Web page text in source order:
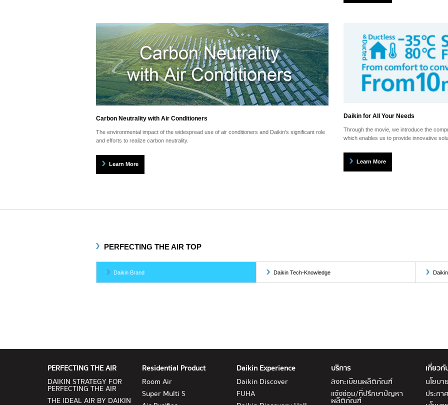
Carbon Neutrality with Air Conditioners
The environmental impact of the widespread use of air conditioners and Daikin's significant role
and efforts to realize carbon neutrality.
Learn More
Daikin for All Your Needs
Through the movie, we introduce the
which enables us to provide innovative
Learn More
PERFECTING THE AIR TOP
Daikin Brand Daikin Tech-Knowledge
PERFECTING THE AIR
DAIKIN STRATEGY FOR
PERFECTING THE AIR
THE IDEAL AIR BY DAIKIN
Residential Product
Room Air
Super Multi S
Daikin Experience
Daikin Discover
FUHA
บริการ
ลงทะเบียนผลิตภัณฑ์
แจ้งซ่อม/ที่ปรึกษาปัญหา
ผลิตภัณฑ์
เกี่ยวกั
นโยบ
ประก